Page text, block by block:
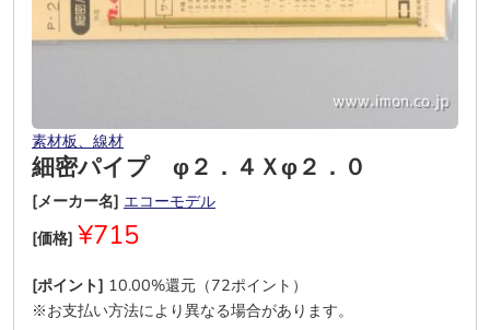
素材板、線材
細密パイプ φ２．４Ｘφ２．０
[メーカー名] エコーモデル
[価格] ¥715
[ポイント] 10.00%還元（72ポイント）
※お支払い方法により異なる場合があります。